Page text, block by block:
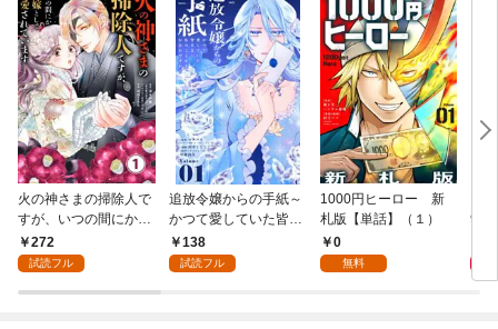
火の神さまの掃除人で
すが、いつの間にか花
嫁として溺愛されてい
ます【単話】（１）
272
試読フル
追放令嬢からの手紙～
かつて愛していた皆さ
まへ 私のことなどお忘
れですか？～【単話】
138
試読フル
1000円ヒーロー 新
札版【単話】（１）
0
無料
9.5